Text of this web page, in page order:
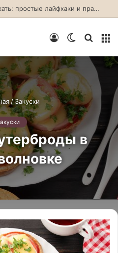
без выпечки
Switch
Войти
/Закуски
в